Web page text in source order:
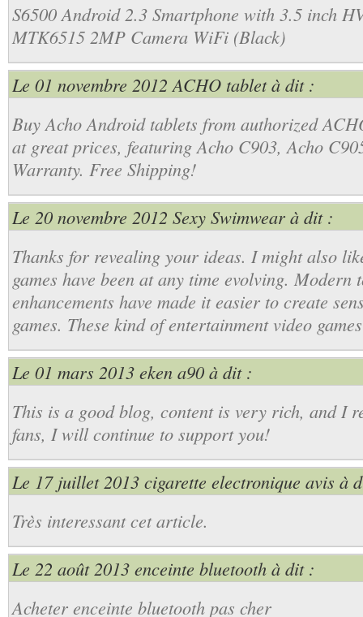
S6500 Android 2.3 Smartphone with 3.5 inch
MTK6515 2MP Camera WiFi (Black)
Le 01 novembre 2012 ACHO tabletà dit :
Buy Acho Android tablets from authorized
at great prices, featuring Acho C903, Acho
Warranty. Free Shipping!
Le 20 novembre 2012 Sexy Swimwear à dit :
Thanks for revealing your ideas. I might also
games have been at any time evolving. Modern
enhancements have made it easier to create
games. These kind of entertainment video
Le 01 mars 2013 eken a90 à dit :
This is a good blog, content is very rich, and I
fans, I will continue to support you!
Le 17 juillet 2013 cigarette electronique avis à
Très interessant cet article.
Le 22 août 2013 enceinte bluetooth à dit :
Acheter enceinte bluetooth pas cher